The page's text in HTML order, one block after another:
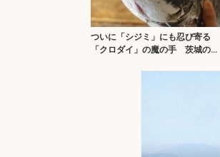
ついに「シジミ」にも忍び寄る
「クロダイ」の魔の手 茨城の名